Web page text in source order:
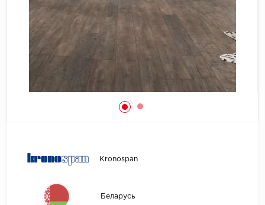
Decoria
Dolce Flooring
ECO Parquet
Kronospan
Беларусь